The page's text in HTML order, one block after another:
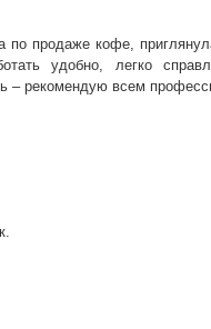
продаже кофе,
удобно, легко
– рекомендую всем